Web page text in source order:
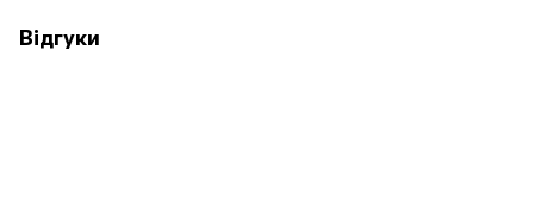
Відгуки